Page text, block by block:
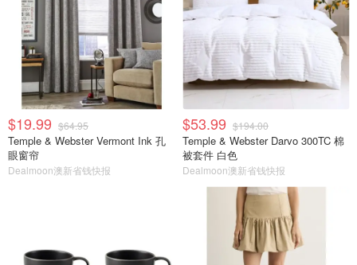
$19.99 $64.95
Temple & Webster Vermont Ink 孔
眼窗帘
Dealmoon澳新省钱快报
$53.99 $194.00
Temple & Webster Darvo 300TC 棉
被套件 白色
Dealmoon澳新省钱快报